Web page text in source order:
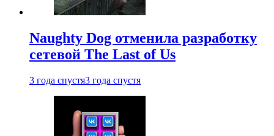
Naughty Dog отменила разработку
сетевой The Last of Us
3 года спустя3 года спустя